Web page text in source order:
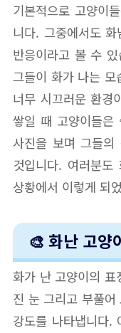
기본적으로 고양이
니다. 그중에서도
반응이라고 볼 수
그들이 화가 나는
너무 시끄러운 환경
쌓일 때 고양이들은
사진을 보며 그들
것입니다. 여러분
상황에서 이렇게 되
🎨 화난 고양
화가 난 고양이의 표
진 눈 그리고 부풀어
강도를 나타냅니다.